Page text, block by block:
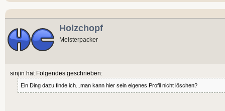
Holzchopf
Meisterpacker
sinjin hat Folgendes geschrieben:
Ein Ding dazu finde ich...man kann hier sein eigenes Profil nicht löschen?